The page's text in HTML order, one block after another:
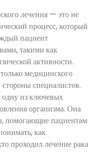
лечения — это не
процесс, который
пациент
такими как
активности.
медицинского
специалистов.
одну из ключевых
организма. Она
помогающие пациентам
как
проходил лечение рака